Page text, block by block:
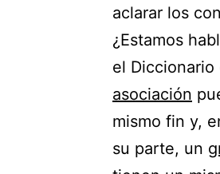
aclarar los
¿Estamos
el Diccionario
asociación
mismo fin y,
su parte, un